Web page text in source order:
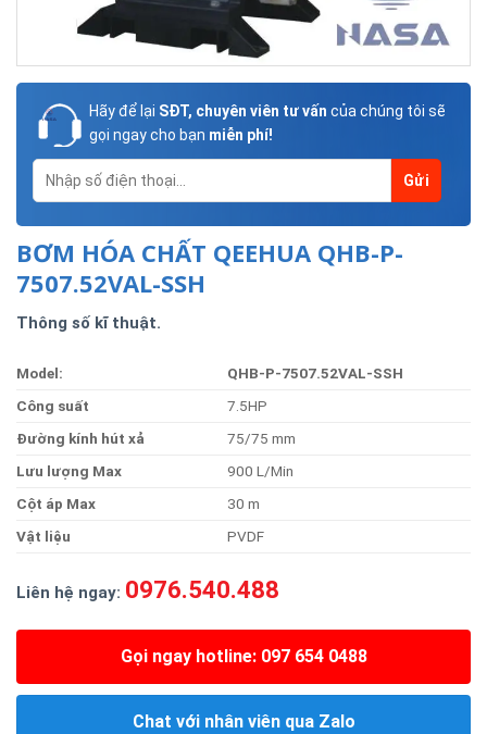
Hãy để lại SĐT, chuyên viên tư vấn của chúng tôi sẽ
gọi ngay cho bạn miễn phí!
BƠM HÓA CHẤT QEEHUA QHB-P-
7507.52VAL-SSH
Thông số kĩ thuật.
Model:
QHB-P-7507.52VAL-SSH
Công suất
7.5HP
Đường kính hút xả
75/75 mm
Lưu lượng Max
900 L/Min
Cột áp Max
30 m
Vật liệu
PVDF
Liên hệ ngay: 0976.540.488
Gọi ngay hotline: 097 654 0488
Chat với nhân viên qua Zalo